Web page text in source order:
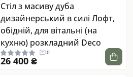
Стіл з масиву дуба
дизайнерський в силі Лофт,
обідній, для вітальні (на
кухню) розкладний Deco
0
26 400 ₴